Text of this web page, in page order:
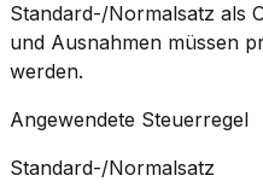
Standard-/Normalsatz als
und Ausnahmen müssen
werden.
Angewendete Steuerregel
Standard-/Normalsatz